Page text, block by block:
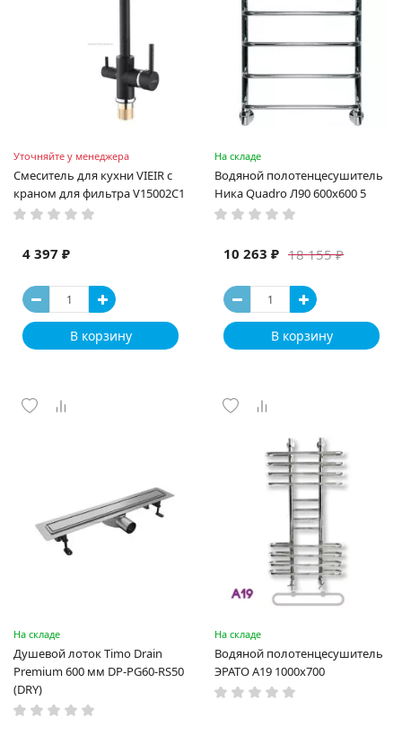
Уточняйте у менеджера
Смеситель для кухни VIEIR с
краном для фильтра V15002C1
4 397 ₽
В корзину
На складе
Водяной полотенцесушитель
Ника Quadro Л90 600x600 5
18 155 ₽
10 263 ₽
В корзину
На складе
Душевой лоток Timo Drain
Premium 600 мм DP-PG60-RS50
(DRY)
На складе
Водяной полотенцесушитель
ЭРАТО А19 1000x700